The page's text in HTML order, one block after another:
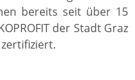
bereits seit über 15
der Stadt Graz